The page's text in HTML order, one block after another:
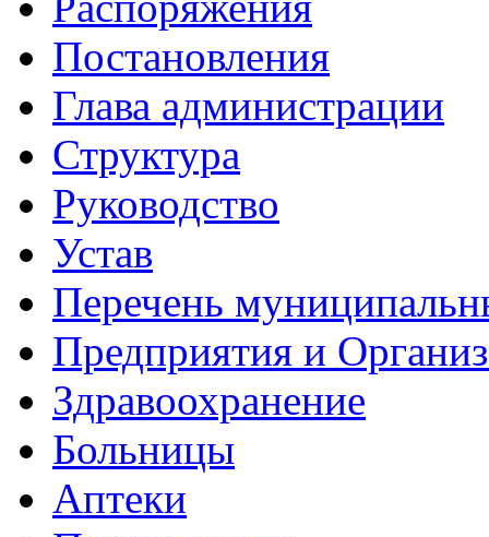
Постановления
Глава администрации
Структура
Руководство
Устав
Перечень
Предприятия и
Здравоохранение
Больницы
Аптеки